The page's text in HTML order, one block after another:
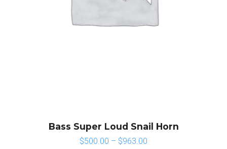
Bass Super Loud Snail Horn
$500.00 – $963.00